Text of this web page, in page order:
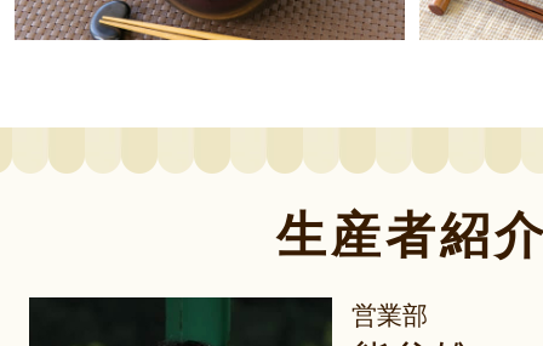
生産者紹
営業部